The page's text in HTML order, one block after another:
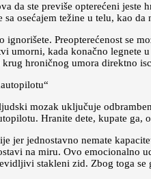
da ste previše opterećeni jeste
sa osećajem težine u telu, kao
ignorišete. Preopterećenost se
umorni, kada konačno legnete
hroničnog umora direktno
mozak uključuje
Hranite dete, kupate
jer jednostavno nemate
na miru. Ovo emocionalno
stakleni zid. Zbog toga